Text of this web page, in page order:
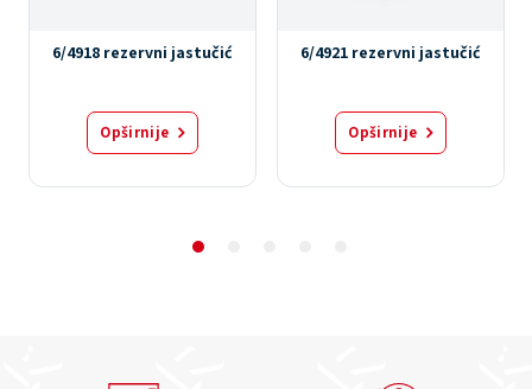
6/4918 rezervni jastučić
Opširnije
6/4921 rezervni jastučić
Opširnije